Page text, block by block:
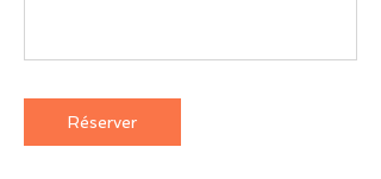
Réserver